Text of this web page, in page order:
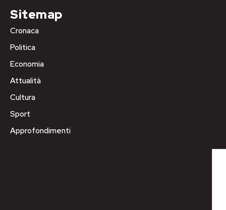
Sitemap
Cronaca
Politica
Economia
Attualità
Cultura
Sport
Approfondimenti